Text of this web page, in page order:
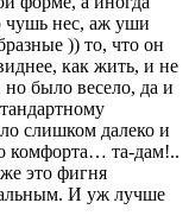
чушь нес, аж уши
)) то, что он
как жить, и не
но было весело, да и
слишком далеко и
комфорта… та-дам!..
это фигня
И уж лучше